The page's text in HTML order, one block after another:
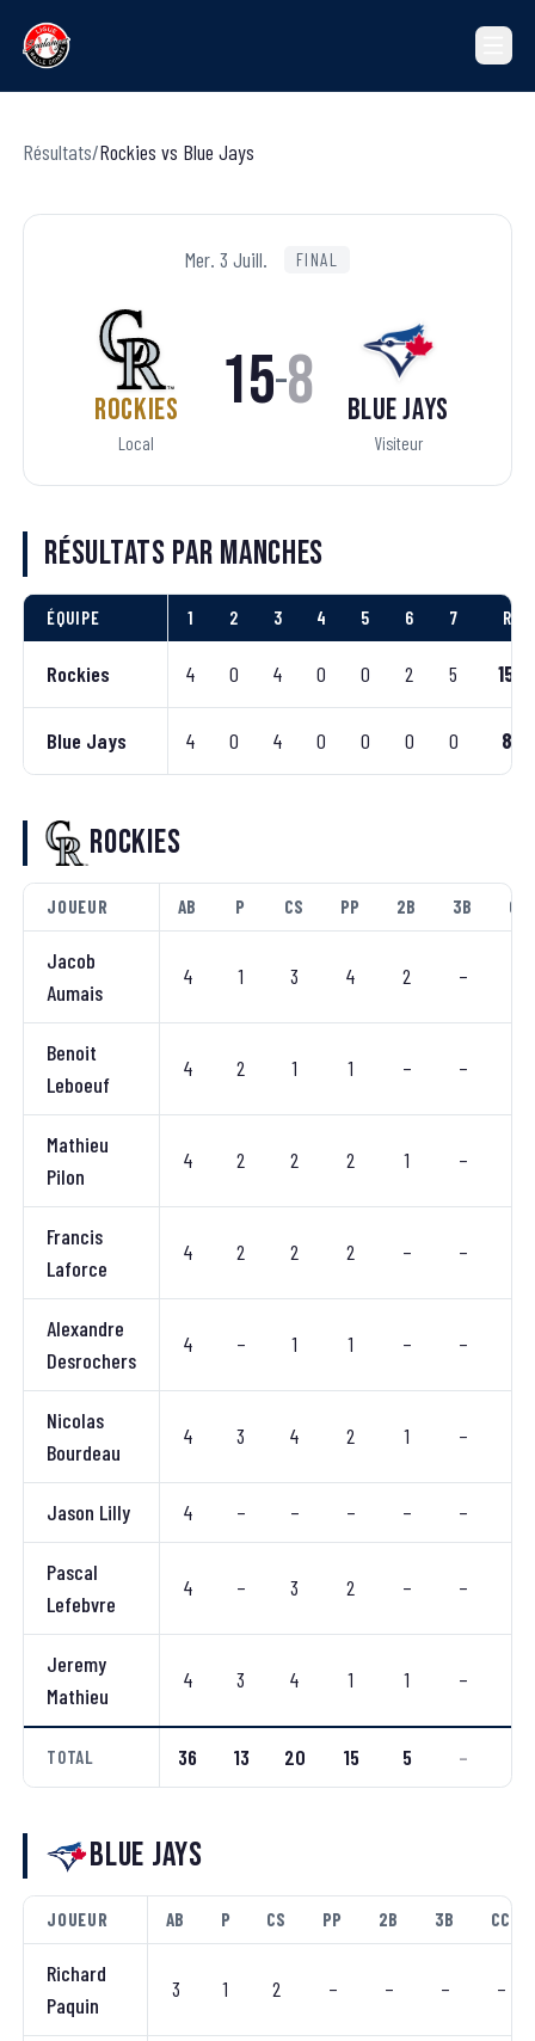
Résultats/Rockies vs Blue Jays
Mer. 3 Juill. FINAL
Rockies
Local
15–8 Blue Jays
Visiteur
Résultats par manches
ÉQUIPE 1 2 3 4 5 6 7 R
Rockies 4 0 4 0 0 2 5 15
Blue Jays 4 0 4 0 0 0 0 8
Rockies
JOUEUR AB P CS PP 2B 3B CC
Jacob
Aumais
4 1 3 4 2 –
Benoit
Leboeuf
4 2 1 1 – –
Mathieu
Pilon
4 2 2 2 1 –
Francis
Laforce
4 2 2 2 – –
Alexandre
Desrochers
4 – 1 1 – –
Nicolas
Bourdeau
4 3 4 2 1 –
Jason Lilly 4 – – – – –
Pascal
Lefebvre
4 – 3 2 – –
Jeremy
Mathieu
4 3 4 1 1 –
TOTAL 36 13 20 15 5 –
Blue Jays
JOUEUR AB P CS PP 2B 3B CC
Richard
Paquin
3 1 2 – – – –